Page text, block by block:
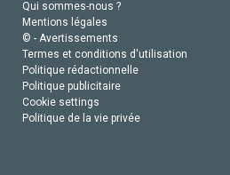
Qui sommes-nous ?
Mentions légales
© - Avertissements
Termes et conditions d'utilisation
Politique rédactionnelle
Politique publicitaire
Cookie settings
Politique de la vie privée